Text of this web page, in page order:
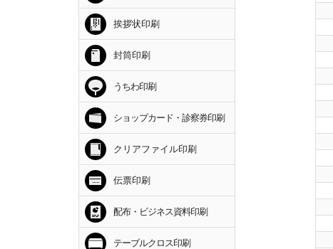
挨拶状印刷
封筒印刷
うちわ印刷
ショップカード・診察券印刷
クリアファイル印刷
伝票印刷
配布・ビジネス資料印刷
テーブルクロス印刷